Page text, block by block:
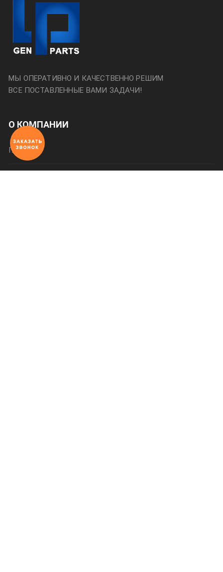
МЫ ОПЕРАТИВНО И КАЧЕСТВЕННО РЕШИМ
ВСЕ ПОСТАВЛЕННЫЕ ВАМИ ЗАДАЧИ!
О КОМПАНИИ
Главная